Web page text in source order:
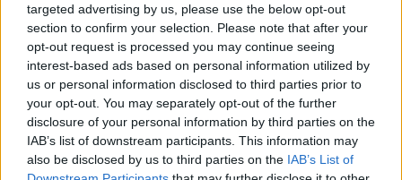
targeted advertising by us, please use the below opt-out
section to confirm your selection. Please note that after your
opt-out request is processed you may continue seeing
interest-based ads based on personal information utilized by
us or personal information disclosed to third parties prior to
your opt-out. You may separately opt-out of the further
disclosure of your personal information by third parties on the
IAB’s list of downstream participants. This information may
also be disclosed by us to third parties on the IAB’s List of
η πρόσβαση στις υπηρεσίες υγείας. Παράλληλα,
προτείνει τηνπαροχή δημόσιας κάλυψης για
την οδοντιατρική περίθαλψη,έναν τομέα
στον οποίο οι πολίτες σήμερα επιβαρύνονται σε
μεγάλο βαθμό με ιδιωτικές δαπάνες. Η πρόταση
αυτή θεωρείταιιδιαίτερα σημαντική καθώς η
στοματική υγεία συνδέεται άμεσα με τη